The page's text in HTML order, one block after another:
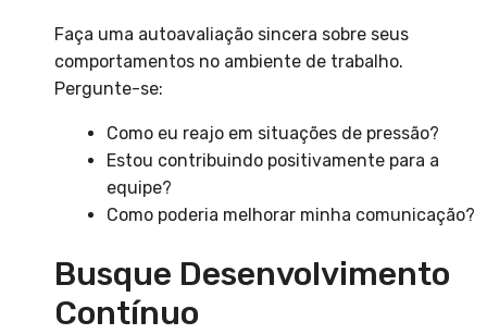
Faça uma autoavaliação sincera sobre seus
comportamentos no ambiente de trabalho.
Pergunte-se:
Como eu reajo em situações de pressão?
Estou contribuindo positivamente para a
equipe?
Como poderia melhorar minha comunicação?
Busque Desenvolvimento
Contínuo